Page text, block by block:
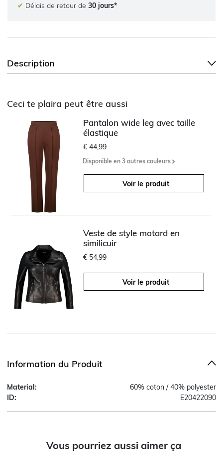
✔ Délais de retour de 30 jours*
Description
Ceci te plaira peut être aussi
Pantalon wide leg avec taille
élastique
€ 44,99
Disponible en 3 autres couleurs
Voir le produit
Veste de style motard en
similicuir
€ 54,99
Voir le produit
Information du Produit
Material:
60% coton / 40% polyester
ID:
E20422090
Vous pourriez aussi aimer ça